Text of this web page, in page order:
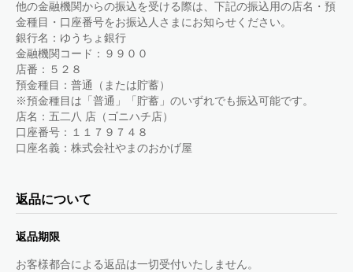
他の金融機関からの振込を受ける際は、下記の振込用の店名・預
金種目・口座番号をお振込人さまにお知らせください。
銀行名：ゆうちょ銀行
金融機関コード：９９００
店番：５２８
預金種目：普通（または貯蓄）
※預金種目は「普通」「貯蓄」のいずれでも振込可能です。
店名：五二八 店（ゴニハチ店）
口座番号：１１７９７４８
口座名義：株式会社やまのおかげ屋
返品について
返品期限
お客様都合による返品は一切受付いたしません。